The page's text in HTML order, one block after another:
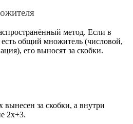
метод. Если в
общий множитель (числовой,
его выносят за скобки.
вынесен за скобки, а внутри
2x+3.